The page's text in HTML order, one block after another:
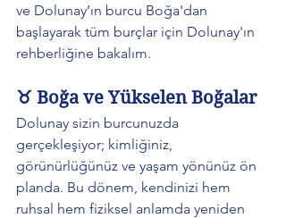
ve Dolunay’ın burcu Boğa'dan
başlayarak tüm burçlar için Dolunay'ın
rehberliğine bakalım.
♉ Boğa ve Yükselen Boğalar
Dolunay sizin burcunuzda
gerçekleşiyor; kimliğiniz,
görünürlüğünüz ve yaşam yönünüz ön
planda. Bu dönem, kendinizi hem
ruhsal hem fiziksel anlamda yeniden